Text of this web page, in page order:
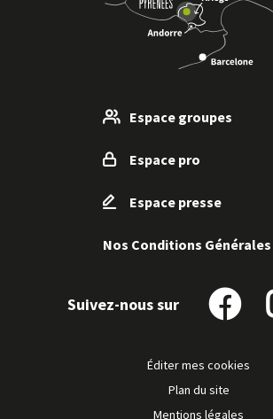
Espace groupes
Espace pro
Espace presse
Nos Conditions
Suivez-nous sur
Suivez-
sur
Éditer mes cookies
Plan du site
Mentions légales